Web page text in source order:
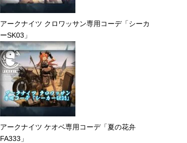
アークナイツ クロワッサン専用コーデ「シーカ
ーSK03」
アークナイツ ケオベ専用コーデ「夏の花弁
FA333」